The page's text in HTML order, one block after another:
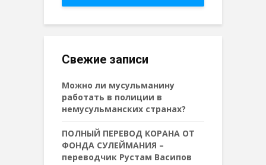
Свежие записи
Можно ли мусульманину
работать в полиции в
немусульманских странах?
ПОЛНЫЙ ПЕРЕВОД КОРАНА ОТ
ФОНДА СУЛЕЙМАНИЯ –
переводчик Рустам Васипов